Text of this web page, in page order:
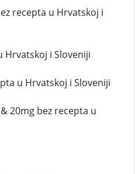
recepta u Hrvatskoj i
Hrvatskoj i Sloveniji
u Hrvatskoj i Sloveniji
20mg bez recepta u